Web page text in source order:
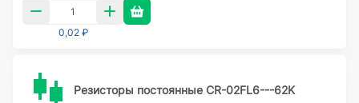
0,02 ₽
Резисторы постоянные CR-02FL6---62K